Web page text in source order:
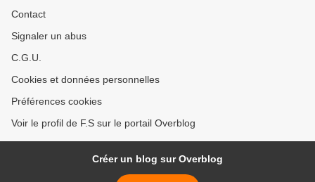
Contact
Signaler un abus
C.G.U.
Cookies et données personnelles
Préférences cookies
Voir le profil de F.S sur le portail Overblog
Créer un blog sur Overblog